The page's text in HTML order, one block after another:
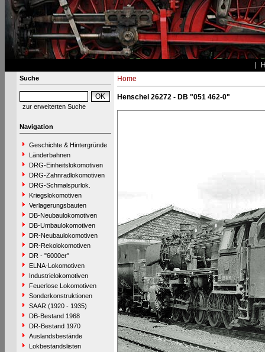
Suche
zur erweiterten Suche
Navigation
Geschichte & Hintergründe
Länderbahnen
DRG-Einheitslokomotiven
DRG-Zahnradlokomotiven
DRG-Schmalspurlok.
Kriegslokomotiven
Verlagerungsbauten
DB-Neubaulokomotiven
DB-Umbaulokomotiven
DR-Neubaulokomotiven
DR-Rekolokomotiven
DR - "6000er"
ELNA-Lokomotiven
Industrielokomotiven
Feuerlose Lokomotiven
Sonderkonstruktionen
SAAR (1920 - 1935)
DB-Bestand 1968
DR-Bestand 1970
Auslandsbestände
Lokbestandslisten
Home
Henschel 26272 - DB "051 462-0"